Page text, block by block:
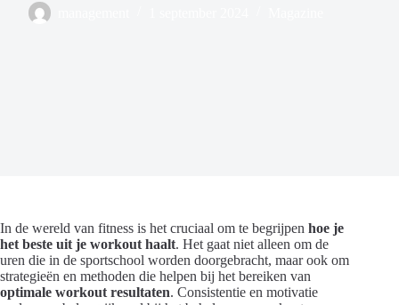
In de wereld van fitness is het cruciaal om te begrijpen hoe je
het beste uit je workout haalt. Het gaat niet alleen om de
uren die in de sportschool worden doorgebracht, maar ook om
strategieën en methoden die helpen bij het bereiken van
optimale workout resultaten. Consistentie en motivatie